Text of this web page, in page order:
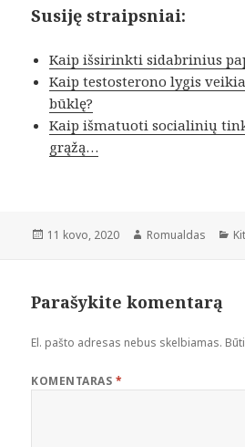
Susiję straipsniai:
Kaip išsirinkti sidabrinius
Kaip testosterono lygis
būklę?
Kaip išmatuoti socialinių
grąžą…
Paskelbta
11 kovo, 2020 Autorius
Romualdas
Parašykite komentarą
El. pašto adresas nebus skelbiamas.
KOMENTARAS *